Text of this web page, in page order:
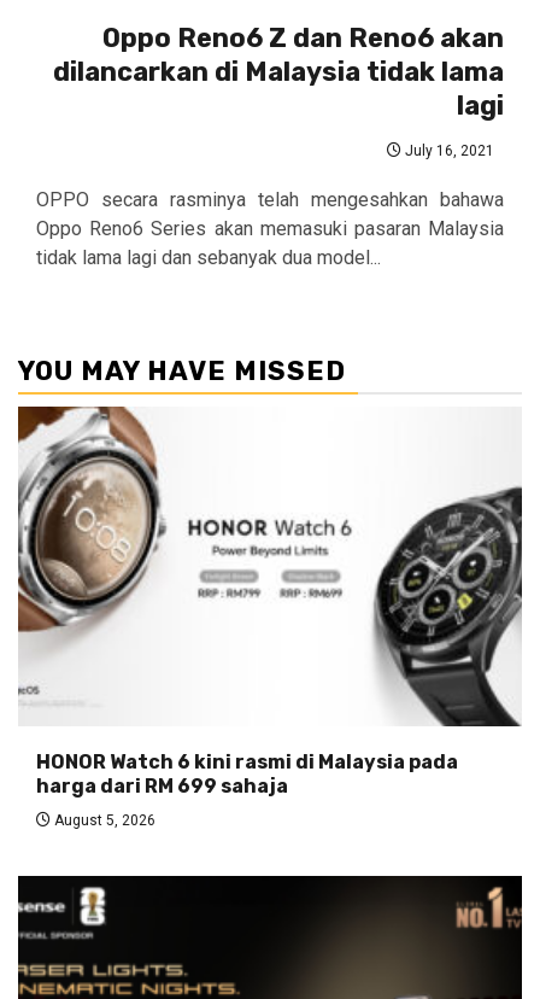
Oppo Reno6 Z dan Reno6 akan
dilancarkan di Malaysia tidak lama
lagi
July 16, 2021
OPPO secara rasminya telah mengesahkan bahawa
Oppo Reno6 Series akan memasuki pasaran Malaysia
tidak lama lagi dan sebanyak dua model...
YOU MAY HAVE MISSED
HONOR Watch 6 kini rasmi di Malaysia pada
harga dari RM 699 sahaja
August 5, 2026